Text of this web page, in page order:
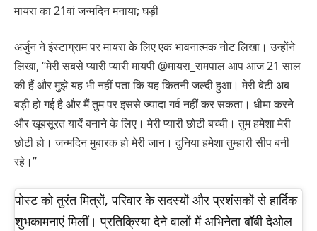
मायरा का 21वां जन्मदिन मनाया; घड़ी
अर्जुन ने इंस्टाग्राम पर मायरा के लिए एक भावनात्मक नोट लिखा। उन्होंने
लिखा, “मेरी सबसे प्यारी प्यारी मायपी @मायरा_रामपाल आप आज 21 साल
की हैं और मुझे यह भी नहीं पता कि यह कितनी जल्दी हुआ। मेरी बेटी अब
बड़ी हो गई है और मैं तुम पर इससे ज्यादा गर्व नहीं कर सकता। धीमा करने
और खूबसूरत यादें बनाने के लिए। मेरी प्यारी छोटी बच्ची। तुम हमेशा मेरी
छोटी हो। जन्मदिन मुबारक हो मेरी जान। दुनिया हमेशा तुम्हारी सीप बनी
रहे।”
पोस्ट को तुरंत मित्रों, परिवार के सदस्यों और प्रशंसकों से हार्दिक
शुभकामनाएं मिलीं। प्रतिक्रिया देने वालों में अभिनेता बॉबी देओल